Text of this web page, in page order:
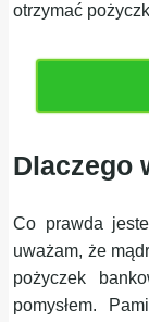
otrzymać
Dlaczego
Co prawda
uważam, że
pożyczek
pomysłem.